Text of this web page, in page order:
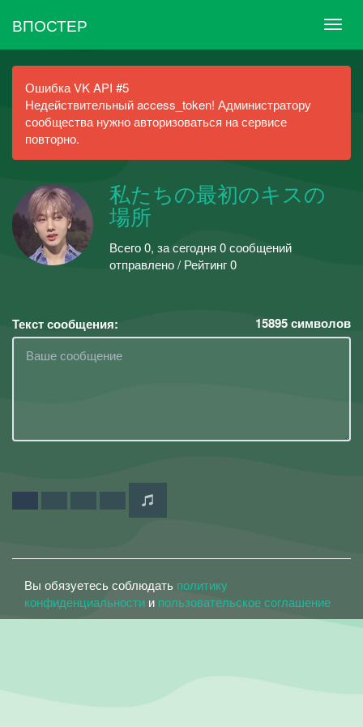
ВПОСТЕР
Ошибка VK API #5
Недействительный access_token! Администратору
сообщества нужно авторизоваться на сервисе
повторно.
私たちの最初のキスの
場所
Всего 0, за сегодня 0 сообщений
отправлено / Рейтинг 0
Текст сообщения: 15895символов
Вы обязуетесь соблюдать политику
конфиденциальности и пользовательское соглашение